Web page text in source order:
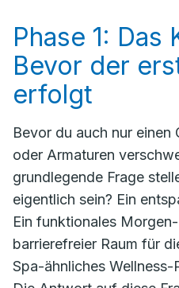
Phase 1: Das
Bevor der
erfolgt
Bevor du auch nur einen
oder Armaturen
grundlegende Frage
eigentlich sein? Ein
Ein funktionales
barrierefreier Raum für
Spa-ähnliches Wellness-